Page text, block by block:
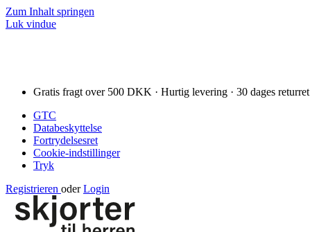
Zum Inhalt springen
Luk vindue
Gratis fragt over 500 DKK · Hurtig levering · 30 dages returret
GTC
Databeskyttelse
Fortrydelsesret
Cookie-indstillinger
Tryk
Registrieren oder Login